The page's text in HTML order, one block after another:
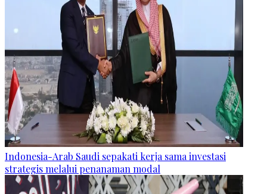
Indonesia-Arab Saudi sepakati kerja sama investasi
strategis melalui penanaman modal